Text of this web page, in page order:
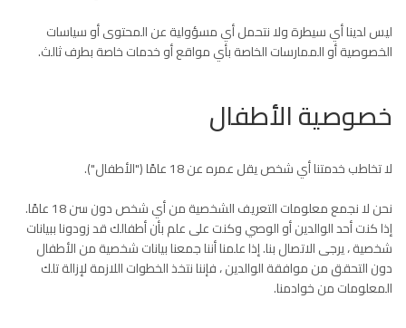
ليس لدينا أي سيطرة ولا نتحمل أي مسؤولية عن المحتوى أو سياسات
الخصوصية أو الممارسات الخاصة بأي مواقع أو خدمات خاصة بطرف ثالث.
خصوصية الأطفال
لا تخاطب خدمتنا أي شخص يقل عمره عن 18 عامًا ("الأطفال").
نحن لا نجمع معلومات التعريف الشخصية من أي شخص دون سن 18 عامًا.
إذا كنت أحد الوالدين أو الوصي وكنت على علم بأن أطفالك قد زودونا ببيانات
شخصية ، يرجى الاتصال بنا. إذا علمنا أننا جمعنا بيانات شخصية من الأطفال
دون التحقق من موافقة الوالدين ، فإننا نتخذ الخطوات اللازمة لإزالة تلك
المعلومات من خوادمنا.